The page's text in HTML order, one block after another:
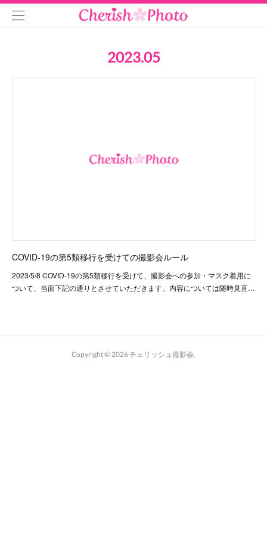
2023.05
COVID-19の第5類移行を受けての撮影会ルール
2023/5/8 COVID-19の第5類移行を受けて、撮影会への参加・マスク着用に
ついて、当面下記の通りとさせていただきます。内容については随時見直…
Copyright © 2026チェリッシュ撮影会.